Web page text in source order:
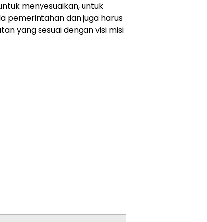
menyesuaikan, untuk
pemerintahan dan juga harus
yang sesuai dengan visi misi